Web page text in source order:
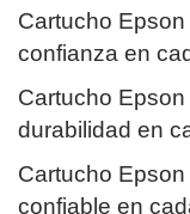
Cartucho
confianza en
Cartucho
durabilidad en
Cartucho
confiable en